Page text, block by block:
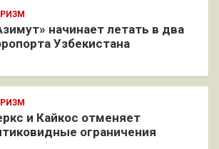
начинает летать в два
Узбекистана
и Кайкос отменяет
ограничения